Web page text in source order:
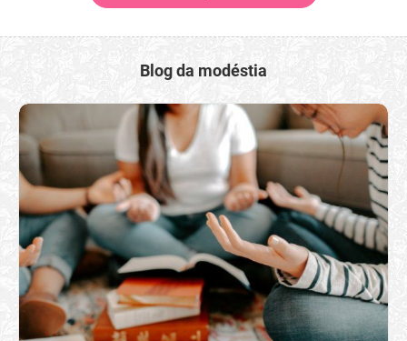
Blog da modéstia